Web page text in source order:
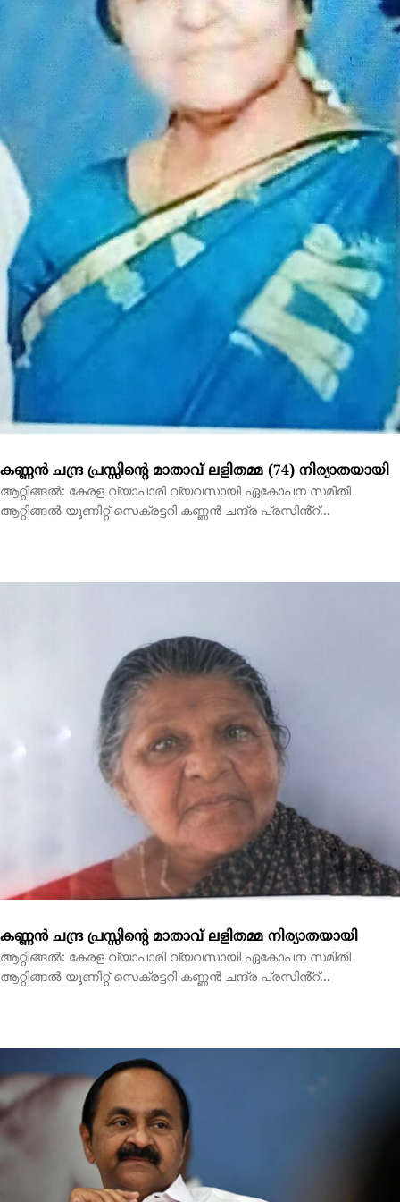
കണ്ണൻ ചന്ദ്ര പ്രസ്സിൻ്റെ മാതാവ് ലളിതമ്മ (74) നിര്യാതയായി
ആറ്റിങ്ങൽ: കേരള വ്യാപാരി വ്യവസായി ഏകോപന സമിതി
ആറ്റിങ്ങൽ യൂണിറ്റ് സെക്രട്ടറി കണ്ണൻ ചന്ദ്ര പ്രസിൻ്റ്...
കണ്ണൻ ചന്ദ്ര പ്രസ്സിൻ്റെ മാതാവ് ലളിതമ്മ നിര്യാതയായി
ആറ്റിങ്ങൽ: കേരള വ്യാപാരി വ്യവസായി ഏകോപന സമിതി
ആറ്റിങ്ങൽ യൂണിറ്റ് സെക്രട്ടറി കണ്ണൻ ചന്ദ്ര പ്രസിൻ്റ്...
‘വന്ദേമാതരം മുഴുവന്‍ പാടണം’: യുഡിഎഫിലും എതിര്‍പ്പ്,
ബിജെപി കൂട്ടുകെട്ടെന്ന് എല്‍ഡിഎഫ്; സര്‍ക്കാര്‍
പ്രതിരോധത്തില്‍